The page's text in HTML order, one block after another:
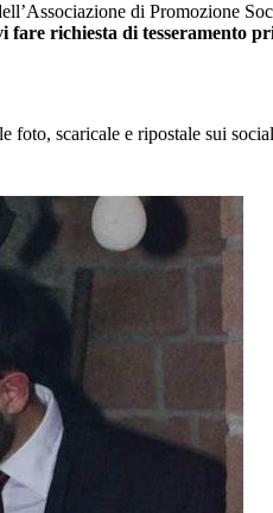
di Promozione
fare richiesta di tesseramento
foto, scaricale e ripostale sui